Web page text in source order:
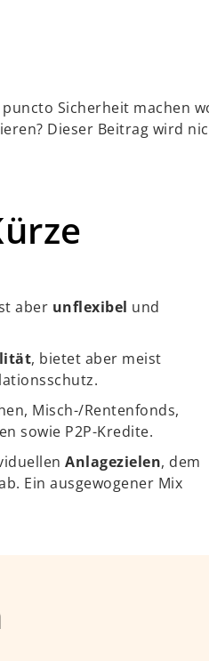
Sicherheit machen
Dieser Beitrag wird
aber unflexibel und
, bietet aber meist
Misch-/Rentenfonds,
sowie P2P-Kredite.
Anlagezielen, dem
Ein ausgewogener Mix